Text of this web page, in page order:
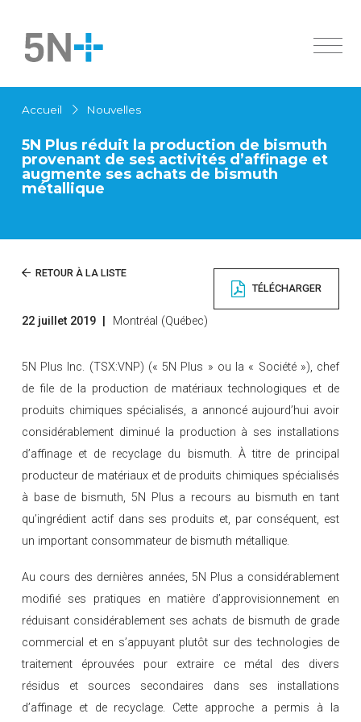
Contactez-nous
À propos
Histoire
Ingrédients pharmaceutiques actifs
Produits
Aperçu
Produits chimiques
Alliages à bas point de fusion
Innovation
Investisseurs
Apercu
Documents financiers
Nouvelles
Accueil Nouvelles
5N Plus réduit la production de bismuth
provenant de ses activités d’affinage et
augmente ses achats de bismuth
métallique
TÉLÉCHARGER
RETOUR À LA LISTE
22 juillet 2019 Montréal (Québec)
5N Plus Inc. (TSX:VNP) (« 5N Plus » ou la « Société »), chef
de file de la production de matériaux technologiques et de
produits chimiques spécialisés, a annoncé aujourd’hui avoir
considérablement diminué la production à ses installations
d’affinage et de recyclage du bismuth. À titre de principal
producteur de matériaux et de produits chimiques spécialisés
à base de bismuth, 5N Plus a recours au bismuth en tant
qu’ingrédient actif dans ses produits et, par conséquent, est
un important consommateur de bismuth métallique.
Au cours des dernières années, 5N Plus a considérablement
modifié ses pratiques en matière d’approvisionnement en
réduisant considérablement ses achats de bismuth de grade
commercial et en s’appuyant plutôt sur des technologies de
traitement éprouvées pour extraire ce métal des divers
résidus et sources secondaires dans ses installations
d’affinage et de recyclage. Cette approche a permis à la